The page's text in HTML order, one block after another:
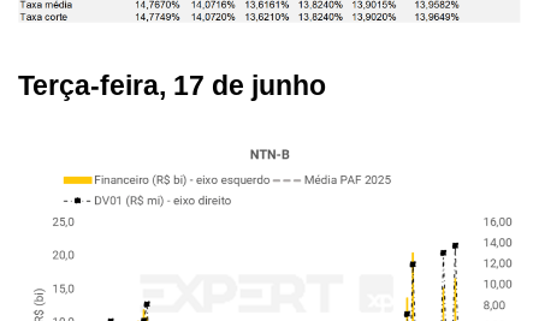
Terça-feira, 17 de junho